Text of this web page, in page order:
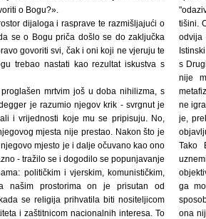
o Bogu?».
dijaloga i rasprave te razmišljajući o
se o Bogu priča došlo se do zaključka
govoriti svi, čak i oni koji ne vjeruju te
trebao nastati kao rezultat iskustva s
mrtvim još u doba nihilizma, s
je razumio njegov krik - svrgnut je
i vrijednosti koje mu se pripisuju. No,
mjesta nije prestao. Nakon što je
mjesto je i dalje očuvano kao ono
- tražilo se i dogodilo se popunjavanje
političkim i vjerskim, komunističkim,
našim prostorima on je prisutan od
se religija prihvatila biti nositeljicom
i zaštitnicom nacionalnih interesa. To
tišini.
s
nije
ne
je,
Tako
ga
ona